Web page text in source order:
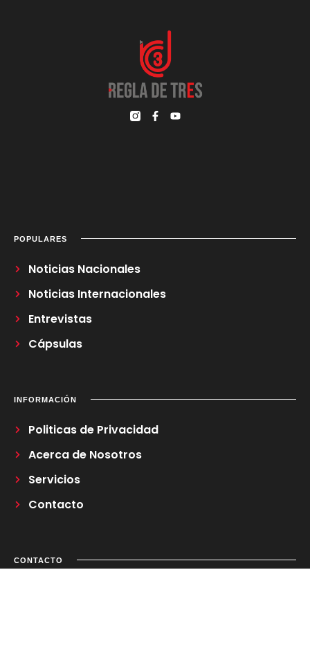
POPULARES
Noticias Nacionales
Noticias Internacionales
Entrevistas
Cápsulas
INFORMACIÓN
Politicas de Privacidad
Acerca de Nosotros
Servicios
Contacto
CONTACTO